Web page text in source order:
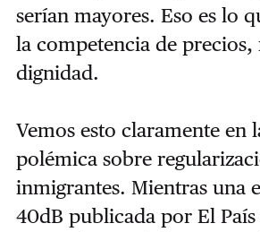
serían mayores. Eso es lo
la competencia de precios,
dignidad.
Vemos esto claramente en
polémica sobre
inmigrantes. Mientras una
40dB publicada por El